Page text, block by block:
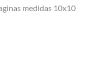
medidas 10x10